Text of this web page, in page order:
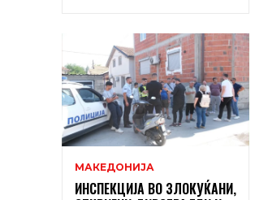
МАКЕДОНИЈА
ИНСПЕКЦИЈА ВО ЗЛОКУЌАНИ,